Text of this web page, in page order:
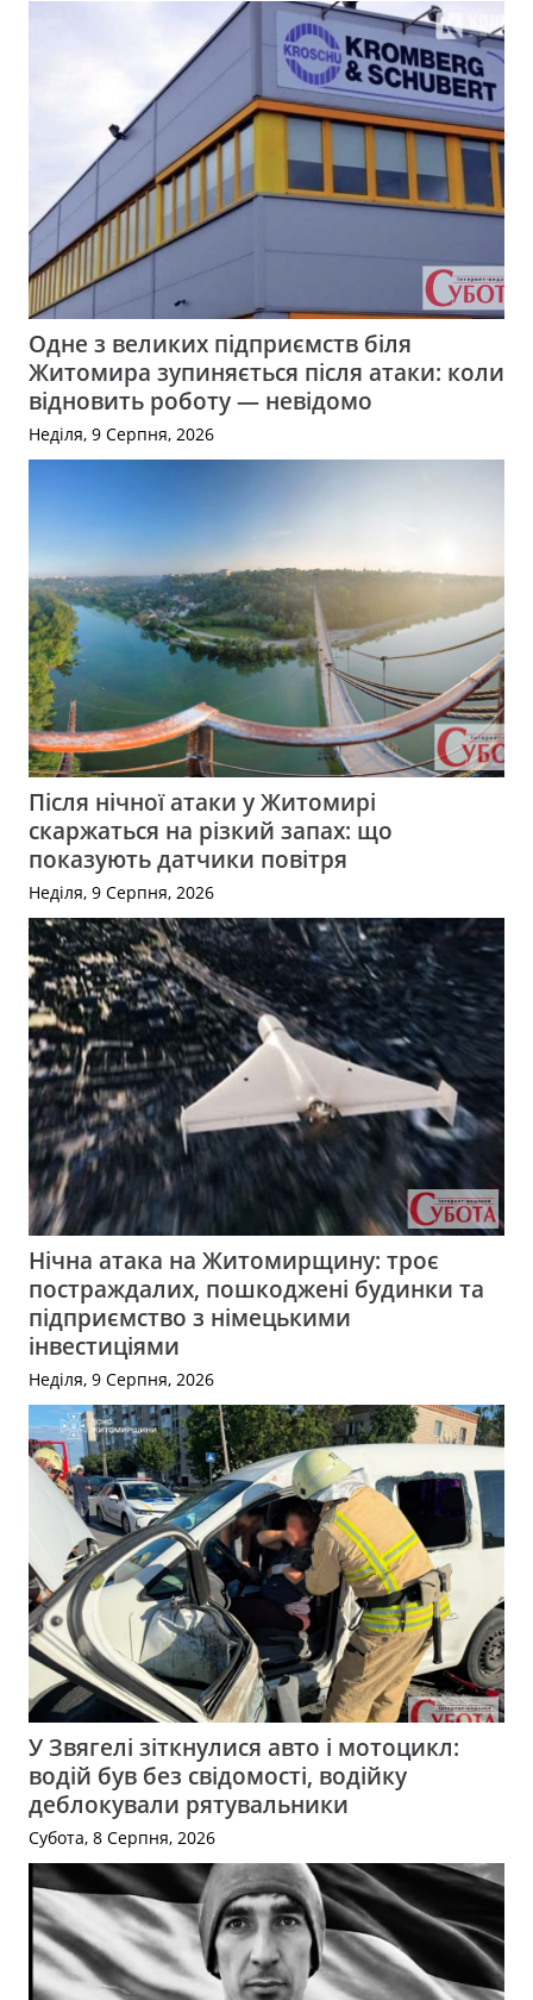
Одне з великих підприємств біля
Житомира зупиняється після атаки: коли
відновить роботу — невідомо
Неділя, 9 Серпня, 2026
Після нічної атаки у Житомирі
скаржаться на різкий запах: що
показують датчики повітря
Неділя, 9 Серпня, 2026
Нічна атака на Житомирщину: троє
постраждалих, пошкоджені будинки та
підприємство з німецькими
інвестиціями
Неділя, 9 Серпня, 2026
У Звягелі зіткнулися авто і мотоцикл:
водій був без свідомості, водійку
деблокували рятувальники
Субота, 8 Серпня, 2026